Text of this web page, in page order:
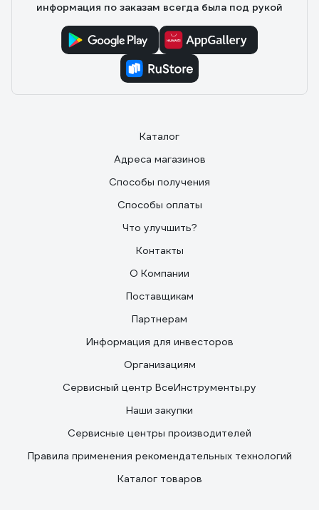
информация по заказам всегда была под рукой
Каталог
Адреса магазинов
Способы получения
Способы оплаты
Что улучшить?
Контакты
О Компании
Поставщикам
Партнерам
Информация для инвесторов
Организациям
Сервисный центр ВсеИнструменты.ру
Наши закупки
Сервисные центры производителей
Правила применения рекомендательных технологий
Каталог товаров